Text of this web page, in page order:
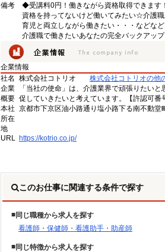
備考
◆受講料0円！働きながら資格取得できま
資格を持ってないけど働いてみたい☆介護
育児と両立しながら働きたい・・・などなど
介護職で働きたいあなたの完全バックアッ
企業情報
社名
株式会社コトリオ
株式会社コトリオの他
企業
概要
「当社の使命」は、介護業界で頑張りたい
促していきたいと考えています。【許認可
本社
所在
地
京都市下京区油小路通り塩小路下る南不動
URL https://kotrio.co.jp/
このお仕事に関連する条件で探す
同じ職種から求人を探す
看護師・保健師・看護助手・助産師
同じ特徴から求人を探す